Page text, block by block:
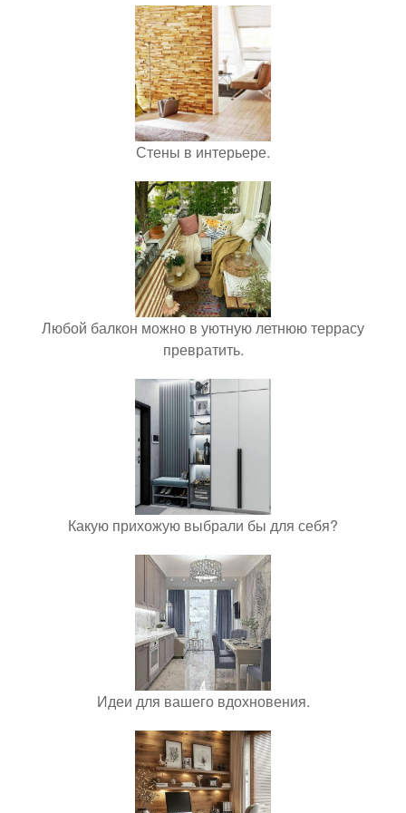
Стены в интерьере.
Любой балкон можно в уютную летнюю террасу
превратить.
Какую прихожую выбрали бы для себя?
Идеи для вашего вдохновения.